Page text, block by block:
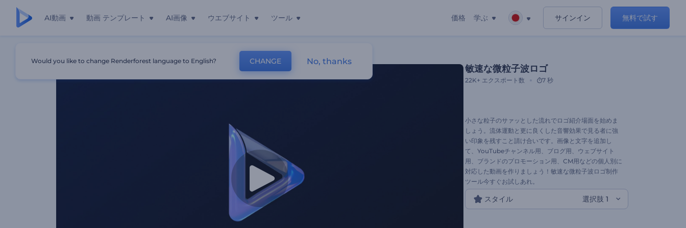
AI動画 動画 テンプレート AI画像 ウエブサイト ツール 価格 学ぶ サインイン 無料で試す
敏速な微粒子波ロゴ
22K+ エクスポート数 7 秒
小さな粒子のサァッとした流れでロゴ紹介場面を始めま
しょう。流体運動と更に良くした音響効果で見る者に強
い印象を残すこと請け合いです。画像と文字を追加し
て、YouTubeチャンネル用、ブログ用、ウェブサイト
用、ブランドのプロモーション用、CM用などの個人別に
対応した動画を作りましょう！敏速な微粒子波ロゴ制作
ツール今すぐお試しあれ。
スタイル 選択肢 1
Would you like to change Renderforest language to English? CHANGE No, thanks